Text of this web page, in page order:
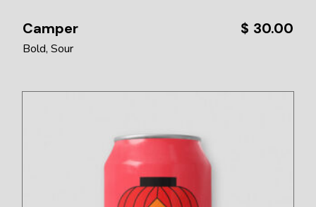
Camper $ 30.00
Bold Sour